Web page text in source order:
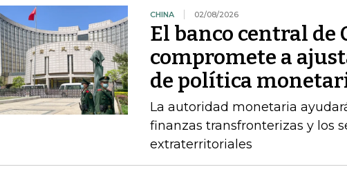
CHINA 02/08/2026
El banco central de
compromete a
de política
La autoridad monetaria
finanzas transfronterizas y los
extraterritoriales